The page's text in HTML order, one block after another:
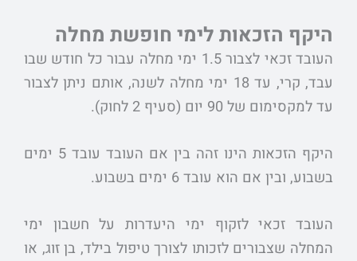
היקף הזכאות לימי חופשת מחלה
העובד זכאי לצבור 1.5 ימי מחלה עבור כל חודש שבו
עבד, קרי, עד 18 ימי מחלה לשנה, אותם ניתן לצבור
עד למקסימום של 90 יום (סעיף 2 לחוק).
היקף הזכאות הינו זהה בין אם העובד עובד 5 ימים
בשבוע, ובין אם הוא עובד 6 ימים בשבוע.
העובד זכאי לזקוף ימי היעדרות על חשבון ימי
המחלה שצבורים לזכותו לצורך טיפול בילד, בן זוג, או